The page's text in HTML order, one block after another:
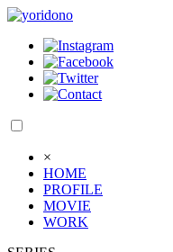
×
HOME
PROFILE
MOVIE
WORK